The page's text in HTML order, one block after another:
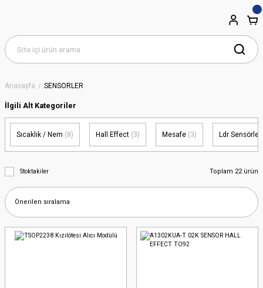
Anasayfa SENSÖRLER
İlgili Alt Kategoriler
Sıcaklık / Nem (8) Hall Effect (3) Mesafe (3) Ldr Sensörler
Stoktakiler Toplam 22 ürün